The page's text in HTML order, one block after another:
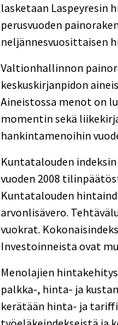
lasketaan Laspeyresin
perusvuoden
neljännesvuosittaisen
Valtionhallinnon
keskuskirjanpidon
Aineistossa menot on
momentin sekä
hankintamenoihin
Kuntatalouden
vuoden 2008
Kuntatalouden
arvonlisävero.
vuokrat.
Investoinneista ovat
Menolajien
palkka-, hinta- ja
kerätään hinta- ja